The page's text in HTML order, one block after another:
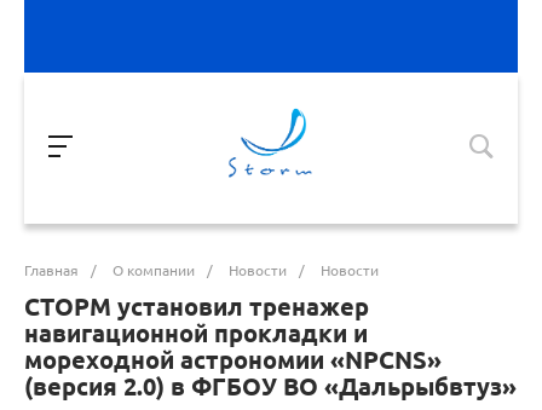
Главная / О компании / Новости / Новости
СТОРМ установил тренажер
навигационной прокладки и
мореходной астрономии «NPCNS»
(версия 2.0) в ФГБОУ ВО «Дальрыбвтуз»